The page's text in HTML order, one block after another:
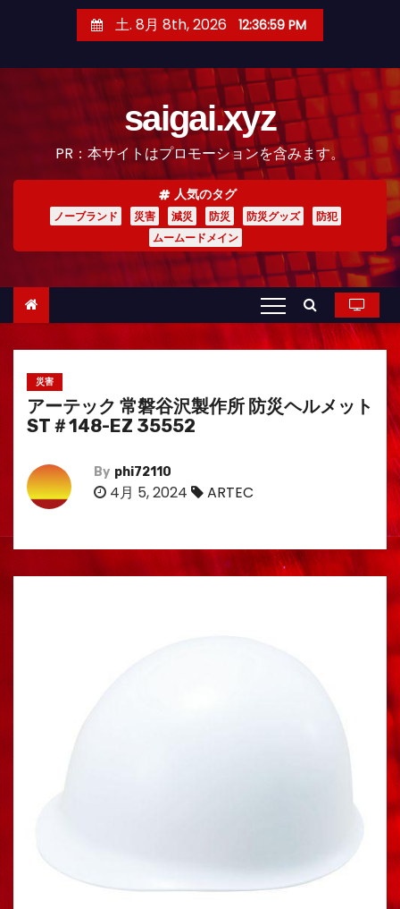
土. 8月 8th, 2026 12:37:00 PM
saigai.xyz
PR：本サイトはプロモーションを含みます。
人気のタグ
ノーブランド 災害 減災 防災 防災グッズ
防犯
ムームードメイン
災害
アーテック 常磐谷沢製作所 防災ヘルメット
ST＃148-EZ 35552
By phi72110
4月 5, 2024 ARTEC